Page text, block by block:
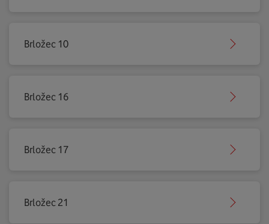
Brložec 10
Brložec 16
Brložec 17
Brložec 21